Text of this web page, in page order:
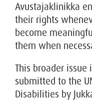
Avustajaklinikka
their rights
become
them when
This broader
submitted to the
Disabilities by